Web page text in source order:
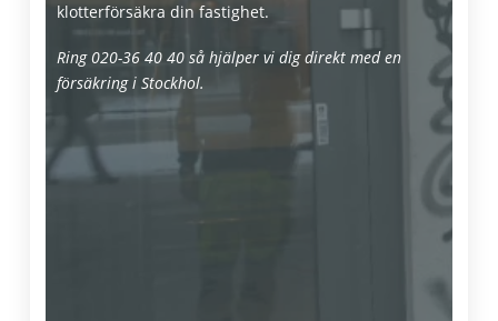
https://klotterkonsulten.se/hydrofobering
-betong-i-stockholm/
klotterförsäkra din fastighet.
Ring 020-36 40 40 så hjälper vi dig direkt med en
försäkring i Stockhol.